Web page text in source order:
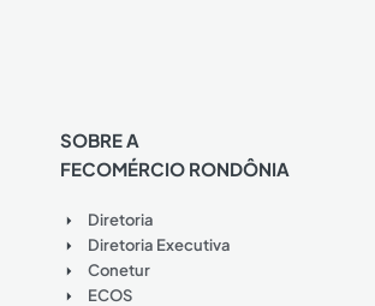
SOBRE A
FECOMÉRCIO RONDÔNIA
Diretoria
Diretoria Executiva
Conetur
ECOS